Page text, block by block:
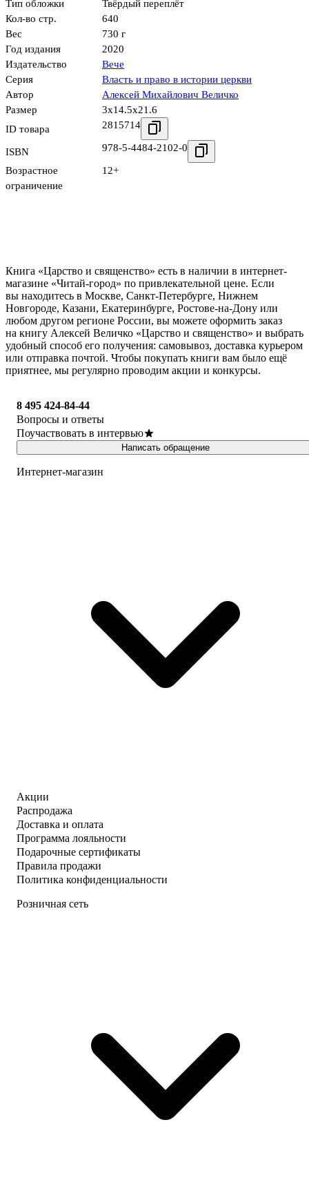
Тип обложки
Твёрдый переплёт
Кол-во стр.
640
Вес
730 г
Год издания
2020
Издательство
Вече
Серия
Власть и право в истории церкви
Автор
Алексей Михайлович Величко
Размер
3x14.5x21.6
ID товара
2815714
ISBN 978-5-4484-2102-0
Возрастное
ограничение
12+
Книга «Царство и священство» есть в наличии в интернет-
магазине «Читай-город» по привлекательной цене. Если
вы находитесь в Москве, Санкт-Петербурге, Нижнем
Новгороде, Казани, Екатеринбурге, Ростове-на-Дону или
любом другом регионе России, вы можете оформить заказ
на книгу Алексей Величко «Царство и священство» и выбрать
удобный способ его получения: самовывоз, доставка курьером
или отправка почтой. Чтобы покупать книги вам было ещё
приятнее, мы регулярно проводим акции и конкурсы.
8 495 424-84-44
Вопросы и ответы
Поучаствовать в интервью
Написать обращение
Интернет-магазин
Акции
Распродажа
Доставка и оплата
Программа лояльности
Подарочные сертификаты
Правила продажи
Политика конфиденциальности
Розничная сеть